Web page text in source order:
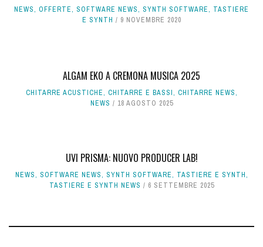
NEWS, OFFERTE, SOFTWARE NEWS, SYNTH SOFTWARE, TASTIERE
E SYNTH
9 NOVEMBRE 2020
ALGAM EKO A CREMONA MUSICA 2025
CHITARRE ACUSTICHE, CHITARRE E BASSI, CHITARRE NEWS,
NEWS
18 AGOSTO 2025
UVI PRISMA: NUOVO PRODUCER LAB!
NEWS, SOFTWARE NEWS, SYNTH SOFTWARE, TASTIERE E SYNTH,
TASTIERE E SYNTH NEWS
6 SETTEMBRE 2025